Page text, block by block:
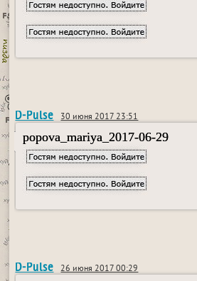
D-Pulse 30 июня 2017 23:51
popova_mariya_2017-06-29
D-Pulse 26 июня 2017 00:29